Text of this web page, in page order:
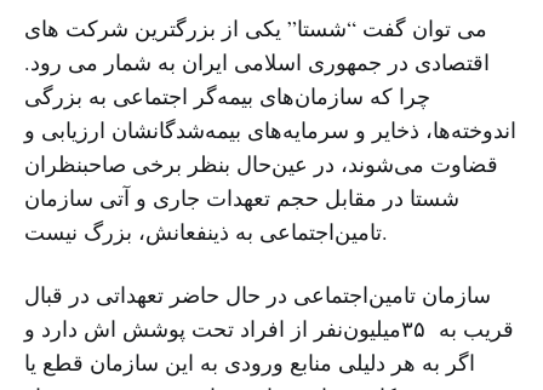
می توان گفت “شستا” یکی از بزرگترین شرکت های
اقتصادی در جمهوری اسلامی ایران به شمار می رود.
چرا که سازمان‌های بیمه‌گر اجتماعی به بزرگی
اندوخته‌ها، ذخایر و سرمایه‌های بیمه‌شدگانشان ارزیابی و
قضاوت می‌شوند، در عین‌حال بنظر برخی صاحبنظران
شستا در مقابل حجم تعهدات جاری و آتی سازمان
تامین‌اجتماعی به ذینفعانش، بزرگ نیست.
سازمان تامین‌اجتماعی در حال حاضر تعهداتی در قبال
قریب به ۳۵‌میلیون‌نفر از افراد تحت پوشش اش دارد و
اگر به هر دلیلی منابع ورودی به این سازمان قطع یا